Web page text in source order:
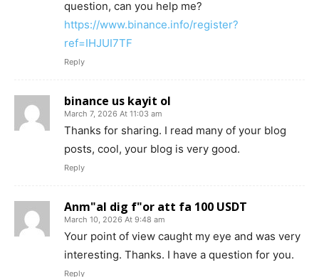
question, can you help me?
https://www.binance.info/register?
ref=IHJUI7TF
Reply
binance us kayit ol
March 7, 2026 At 11:03 am
Thanks for sharing. I read many of your blog
posts, cool, your blog is very good.
Reply
Anm"al dig f"or att fa 100 USDT
March 10, 2026 At 9:48 am
Your point of view caught my eye and was very
interesting. Thanks. I have a question for you.
Reply